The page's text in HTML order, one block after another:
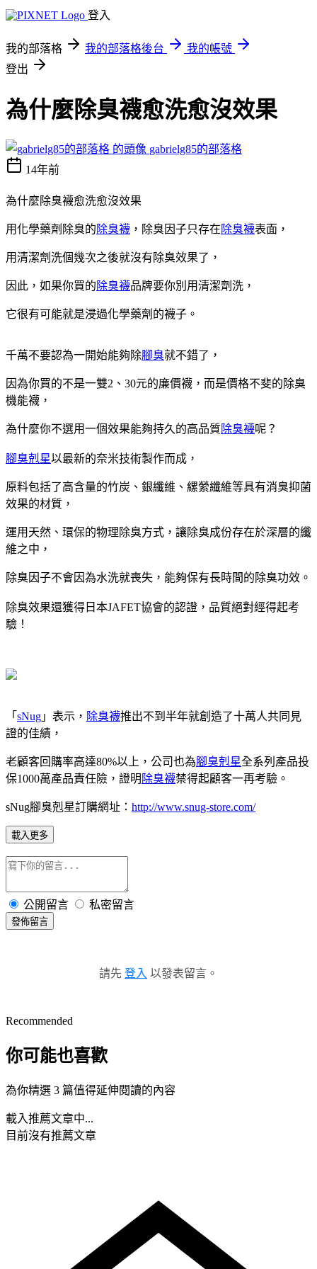
登入
我的部落格 我的部落格後台
我的帳號
登出
為什麼除臭襪愈洗愈沒效果
gabrielg85的部落格
14年前
為什麼除臭襪愈洗愈沒效果
用化學藥劑除臭的除臭襪 ，除臭因子只存在除臭襪表面，
用清潔劑洗個幾次之後就沒有除臭效果了，
因此，如果你買的除臭襪品牌要你別用清潔劑洗，
它很有可能就是浸過化學藥劑的襪子。
千萬不要認為一開始能夠除腳臭就不錯了，
因為你買的不是一雙2、30元的廉價襪，而是價格不斐的除臭
機能襪，
為什麼你不選用一個效果能夠持久的高品質除臭襪呢？
腳臭剋星以最新的奈米技術製作而成，
原料包括了高含量的竹炭、銀纖維、縲縈纖維等具有消臭抑菌
效果的材質，
運用天然、環保的物理除臭方式，讓除臭成份存在於深層的纖
維之中，
除臭因子不會因為水洗就喪失，能夠保有長時間的除臭功效。
除臭效果還獲得日本JAFET協會的認證，品質絕對經得起考
驗！
「 sNug 」表示， 除臭襪推出不到半年就創造了十萬人共同見
證的佳績，
老顧客回購率高達80%以上，公司也為腳臭剋星全系列產品投
保1000萬產品責任險，證明 除臭襪禁得起顧客一再考驗。
sNug腳臭剋星訂購網址： http://www.snug-store.com/
載入更多
公開留言 私密留言
發佈留言
請先 登入 以發表留言。
Recommended
你可能也喜歡
為你精選 3 篇值得延伸閱讀的內容
載入推薦文章中...
目前沒有推薦文章